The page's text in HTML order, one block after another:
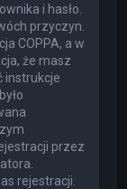
i hasło.
przyczyn.
COPPA, a w
że masz
instrukcje
przez
rejestracji.